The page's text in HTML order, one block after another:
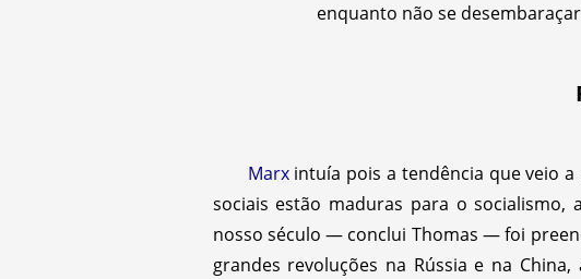
enquanto não se
Marxintuía pois a tendência que veio a
sociais estão maduras para o socialismo,
nosso século — conclui Thomas — foi
grandes revoluções na Rússia e na